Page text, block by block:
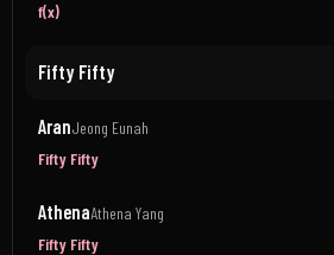
f(x)
Fifty Fifty
AranJeong Eunah
Fifty Fifty
AthenaAthena Yang
Fifty Fifty